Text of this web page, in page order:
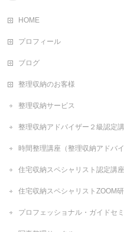
HOME
プロフィール
ブログ
整理収納のお客様
整理収納サービス
整理収納アドバイザー２級認定
時間整理講座（整理収納アドバ
住宅収納スペシャリスト認定講座
住宅収納スペシャリストZOOM
プロフェッショナル・ガイドセ